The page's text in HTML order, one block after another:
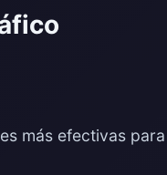
más efectivas